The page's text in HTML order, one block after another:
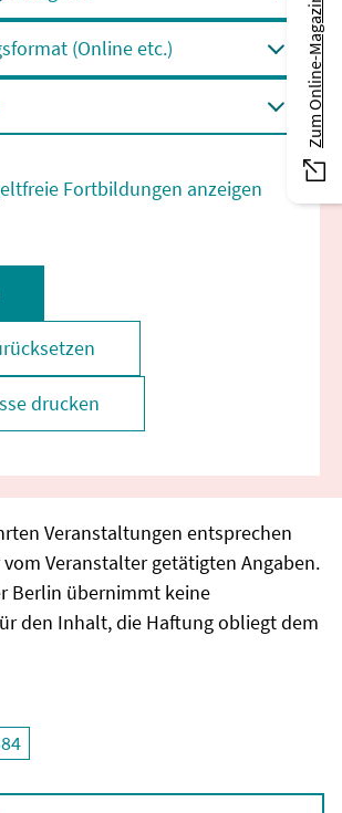
(Online etc.)
Fortbildungen anzeigen
drucken
Veranstaltungen entsprechen
Veranstalter getätigten Angaben.
Berlin übernimmt keine
den Inhalt, die Haftung obliegt dem
und Suchergebnisse neu laden
Zum Online-Magazin